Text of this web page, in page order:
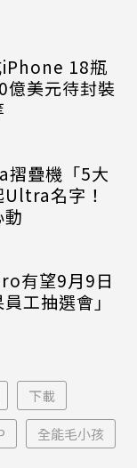
iPhone 18瓶
億美元待封裝
疊機「5大
名字！
有望9月9日
工抽選會」
下載
全能毛小孩